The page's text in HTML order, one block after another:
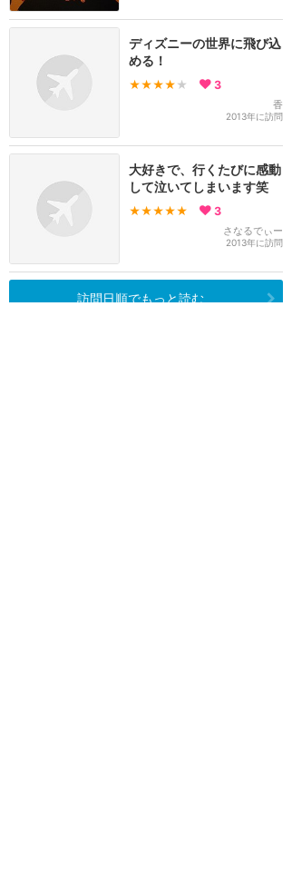
ディズニーの世界に飛び込
める！
★★★★ ★ 3
香
2013年に訪問
大好きで、行くたびに感動
して泣いてしまいます笑
★★★★★ 3
さなるでぃー
2013年に訪問
訪問日順でもっと読む